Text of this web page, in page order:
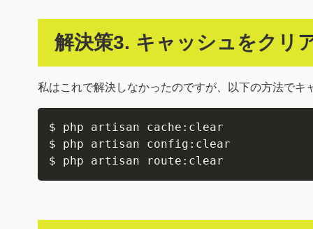
解決策3. キャッシュをクリ
私はこれで解決しなかったのですが、以下の方法で
$ php artisan cache:clear
$ php artisan config:clear
$ php artisan route:clear